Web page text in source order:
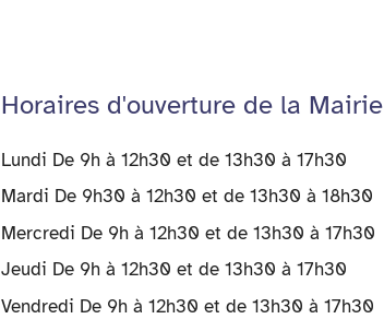
Horaires d'ouverture de la Mairie
Lundi De 9h à 12h30 et de 13h30 à 17h30
Mardi De 9h30 à 12h30 et de 13h30 à 18h30
Mercredi De 9h à 12h30 et de 13h30 à 17h30
Jeudi De 9h à 12h30 et de 13h30 à 17h30
Vendredi De 9h à 12h30 et de 13h30 à 17h30